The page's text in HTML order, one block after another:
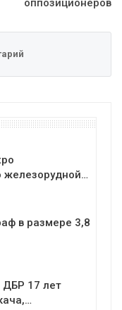
оппозиционеров
железорудной…
в размере 3,8
17 лет